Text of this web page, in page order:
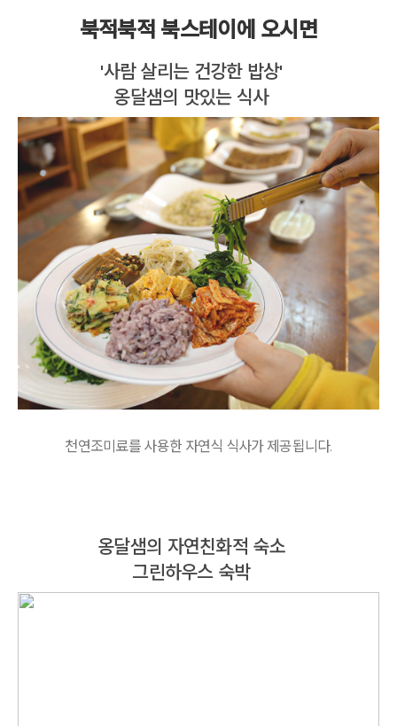
북적북적 북스테이에 오시면
'사람 살리는 건강한 밥상'
옹달샘의 맛있는 식사
천연조미료를 사용한 자연식 식사가 제공됩니다.
옹달샘의 자연친화적 숙소
그린하우스 숙박